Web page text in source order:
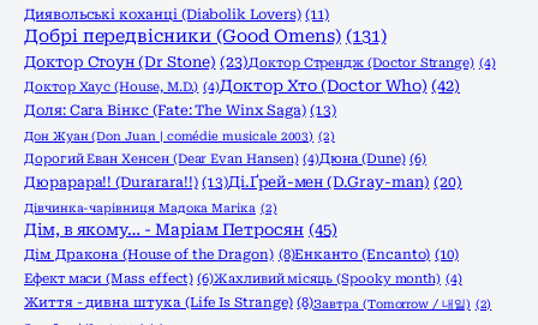
Диявольські коханці (Diabolik Lovers) (11)
Добрі передвісники (Good Omens) (131)
Доктор Стоун (Dr Stone) (23)Доктор Стрендж (Doctor Strange) (4)
Доктор Хаус (House, M.D.) (4)Доктор Хто (Doctor Who) (42)
Доля: Сага Вінкс (Fate: The Winx Saga) (13)
Дон Жуан (Don Juan | comédie musicale 2003) (2)
Дорогий Еван Хенсен (Dear Evan Hansen) (4)Дюна (Dune) (6)
Дюрарара!! (Durarara!!) (13)Ді.Ґрей-мен (D.Gray-man) (20)
Дівчинка-чарівниця Мадока Магіка (2)
Дім, в якому… - Маріам Петросян (45)
Дім Дракона (House of the Dragon) (8)Енканто (Encanto) (10)
Ефект маси (Mass effect) (6)Жахливий місяць (Spooky month) (4)
Життя - дивна штука (Life Is Strange) (8)Завтра (Tomorrow / 내일) (2)